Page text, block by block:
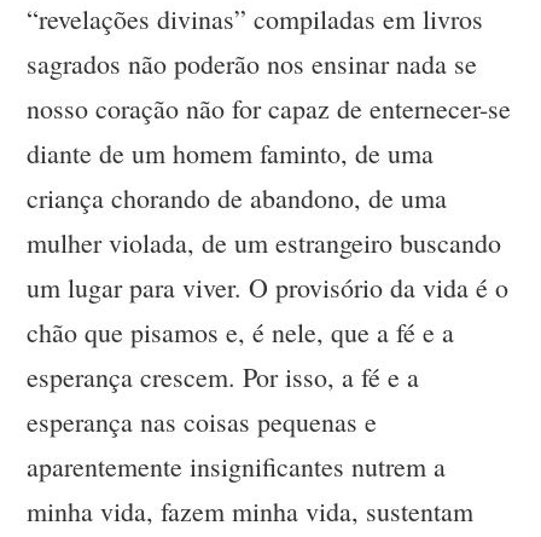
“revelações divinas” compiladas em livros
sagrados não poderão nos ensinar nada se
nosso coração não for capaz de enternecer-se
diante de um homem faminto, de uma
criança chorando de abandono, de uma
mulher violada, de um estrangeiro buscando
um lugar para viver. O provisório da vida é o
chão que pisamos e, é nele, que a fé e a
esperança crescem. Por isso, a fé e a
esperança nas coisas pequenas e
aparentemente insignificantes nutrem a
minha vida, fazem minha vida, sustentam